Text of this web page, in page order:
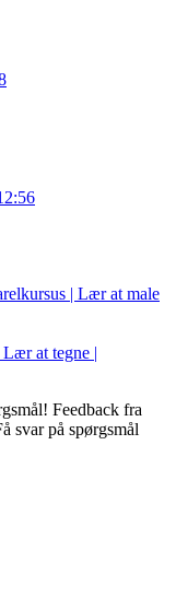
| Lær at male
Lær at tegne |
Feedback fra
svar på spørgsmål